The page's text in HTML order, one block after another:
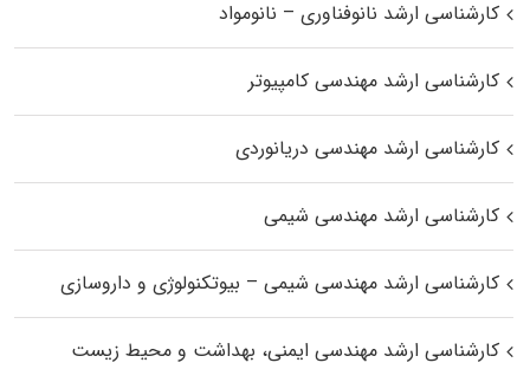
کارشناسی ارشد نانوفناوری – نانومواد
کارشناسی ارشد مهندسی کامپیوتر
کارشناسی ارشد مهندسی دریانوردی
کارشناسی ارشد مهندسی شیمی
کارشناسی ارشد مهندسی شیمی – بیوتکنولوژی و داروسازی
کارشناسی ارشد مهندسی ایمنی، بهداشت و محیط زیست